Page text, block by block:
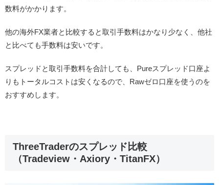
数料がかかります。
他の海外FX業者と比較すると取引手数料はかなり少なく、他社
と比べても手数料は安いです。
スプレッドと取引手数料を合計しても、Pureスプレッド口座よ
りもトータルコストは安くなるので、Rawゼロ口座を使うのを
おすすめします。
ThreeTraderのスプレッド比較
（Tradeview・Axiory・TitanFX）